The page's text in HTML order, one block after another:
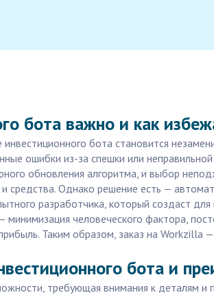
бота важно и как
бота становится
ошибки из-за спешки или
обновления алгоритма, и выбор
средства. Однако решение есть —
разработчика, который создаст
человеческого фактора,
Таким образом, заказ на
бота и
требующая внимания к деталям и